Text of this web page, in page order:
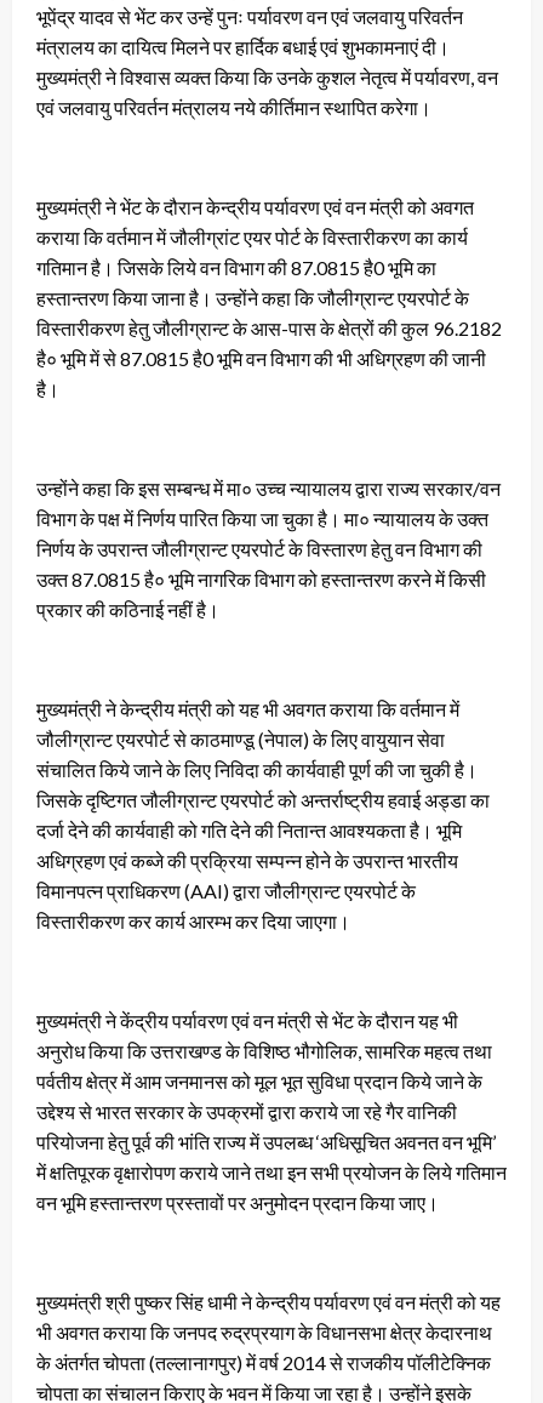
भूपेंद्र यादव से भेंट कर उन्हें पुनः पर्यावरण वन एवं जलवायु परिवर्तन
मंत्रालय का दायित्व मिलने पर हार्दिक बधाई एवं शुभकामनाएं दी।
मुख्यमंत्री ने विश्वास व्यक्त किया कि उनके कुशल नेतृत्व में पर्यावरण, वन
एवं जलवायु परिवर्तन मंत्रालय नये कीर्तिमान स्थापित करेगा।
मुख्यमंत्री ने भेंट के दौरान केन्द्रीय पर्यावरण एवं वन मंत्री को अवगत
कराया कि वर्तमान में जौलीग्रांट एयर पोर्ट के विस्तारीकरण का कार्य
गतिमान है। जिसके लिये वन विभाग की 87.0815 है0 भूमि का
हस्तान्तरण किया जाना है। उन्होंने कहा कि जौलीग्रान्ट एयरपोर्ट के
विस्तारीकरण हेतु जौलीग्रान्ट के आस-पास के क्षेत्रों की कुल 96.2182
है० भूमि में से 87.0815 है0 भूमि वन विभाग की भी अधिग्रहण की जानी
है।
उन्होंने कहा कि इस सम्बन्ध में मा० उच्च न्यायालय द्वारा राज्य सरकार/वन
विभाग के पक्ष में निर्णय पारित किया जा चुका है। मा० न्यायालय के उक्त
निर्णय के उपरान्त जौलीग्रान्ट एयरपोर्ट के विस्तारण हेतु वन विभाग की
उक्त 87.0815 है० भूमि नागरिक विभाग को हस्तान्तरण करने में किसी
प्रकार की कठिनाई नहीं है।
मुख्यमंत्री ने केन्द्रीय मंत्री को यह भी अवगत कराया कि वर्तमान में
जौलीग्रान्ट एयरपोर्ट से काठमाण्डू (नेपाल) के लिए वायुयान सेवा
संचालित किये जाने के लिए निविदा की कार्यवाही पूर्ण की जा चुकी है।
जिसके दृष्टिगत जौलीग्रान्ट एयरपोर्ट को अन्तर्राष्ट्रीय हवाई अड्डा का
दर्जा देने की कार्यवाही को गति देने की नितान्त आवश्यकता है। भूमि
अधिग्रहण एवं कब्जे की प्रक्रिया सम्पन्न होने के उपरान्त भारतीय
विमानपत्न प्राधिकरण (AAI) द्वारा जौलीग्रान्ट एयरपोर्ट के
विस्तारीकरण कर कार्य आरम्भ कर दिया जाएगा।
मुख्यमंत्री ने केंद्रीय पर्यावरण एवं वन मंत्री से भेंट के दौरान यह भी
अनुरोध किया कि उत्तराखण्ड के विशिष्ठ भौगोलिक, सामरिक महत्व तथा
पर्वतीय क्षेत्र में आम जनमानस को मूल भूत सुविधा प्रदान किये जाने के
उद्देश्य से भारत सरकार के उपक्रमों द्वारा कराये जा रहे गैर वानिकी
परियोजना हेतु पूर्व की भांति राज्य में उपलब्ध ‘अधिसूचित अवनत वन भूमि’
में क्षतिपूरक वृक्षारोपण कराये जाने तथा इन सभी प्रयोजन के लिये गतिमान
वन भूमि हस्तान्तरण प्रस्तावों पर अनुमोदन प्रदान किया जाए।
मुख्यमंत्री श्री पुष्कर सिंह धामी ने केन्द्रीय पर्यावरण एवं वन मंत्री को यह
भी अवगत कराया कि जनपद रुद्रप्रयाग के विधानसभा क्षेत्र केदारनाथ
के अंतर्गत चोपता (तल्लानागपुर) में वर्ष 2014 से राजकीय पॉलीटेक्निक
चोपता का संचालन किराए के भवन में किया जा रहा है। उन्होंने इसके